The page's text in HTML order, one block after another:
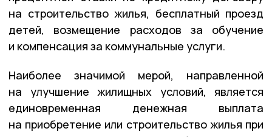
на строительство жилья, бесплатный проезд
детей, возмещение расходов за обучение
и компенсация за коммунальные услуги.
Наиболее значимой мерой, направленной
на улучшение жилищных условий, является
единовременная денежная выплата
на приобретение или строительство жилья при